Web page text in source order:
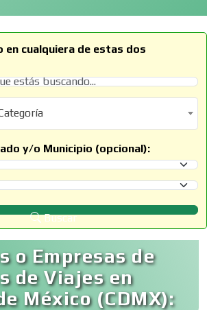
en cualquiera de estas dos
y/o Municipio (opcional):
Buscar
o Empresas de
de Viajes en
México (CDMX):